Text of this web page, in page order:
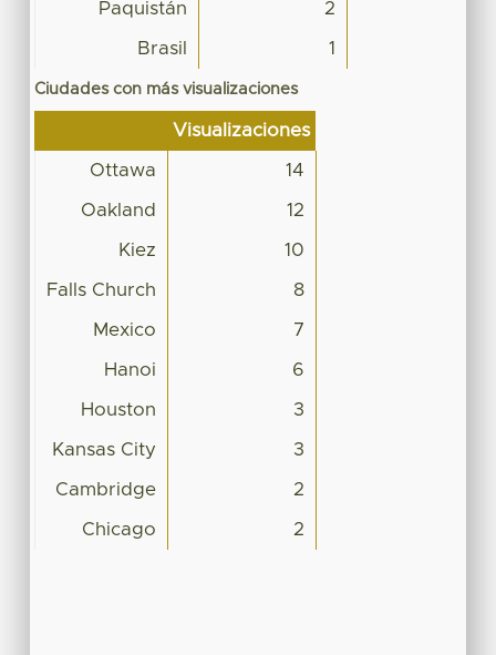
Paquistán 2
Brasil 1
Ciudades con más visualizaciones
Visualizaciones
Ottawa 14
Oakland 12
Kiez 10
Falls Church 8
Mexico 7
Hanoi 6
Houston 3
Kansas City 3
Cambridge 2
Chicago 2